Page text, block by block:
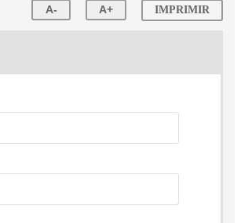
A- A+ IMPRIMIR